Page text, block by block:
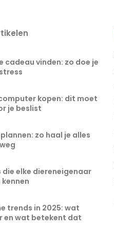
cadeau vinden: zo doe je
kopen: dit moet
je beslist
zo haal je alles
die elke diereneigenaar
trends in 2025: wat
en wat betekent dat